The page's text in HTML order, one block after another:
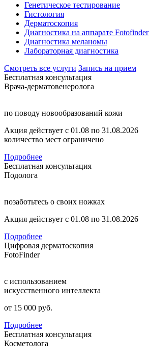
Генетическое тестирование
Гистология
Дерматоскопия
Диагностика на аппарате Fotofinder
Диагностика меланомы
Лабораторная диагностика
Смотреть все услуги Запись на прием
Бесплатная консультация
Врача-дерматовенеролога
по поводу новообразований кожи
Акция действует с 01.08 по 31.08.2026
количество мест ограничено
Подробнее
Бесплатная консультация
Подолога
позаботьтесь о своих ножках
Акция действует с 01.08 по 31.08.2026
Подробнее
Цифровая дерматоскопия
FotoFinder
с использованием
искусственного интеллекта
от 15 000 руб.
Подробнее
Бесплатная консультация
Косметолога